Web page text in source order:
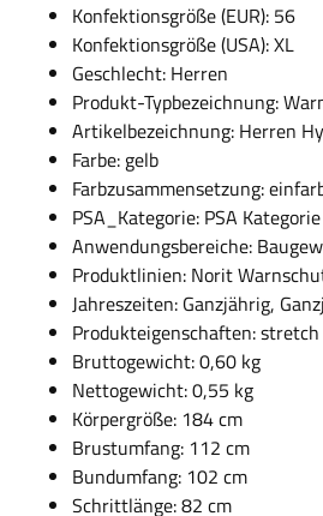
Konfektionsgröße (EUR): 56
Konfektionsgröße (USA): XL
Geschlecht: Herren
Produkt-Typbezeichnung:
Artikelbezeichnung: Herren
Farbe: gelb
Farbzusammensetzung:
PSA_Kategorie: PSA
Anwendungsbereiche:
Produktlinien: Norit
Jahreszeiten: Ganzjährig,
Produkteigenschaften: stretch
Bruttogewicht: 0,60 kg
Nettogewicht: 0,55 kg
Körpergröße: 184 cm
Brustumfang: 112 cm
Bundumfang: 102 cm
Schrittlänge: 82 cm